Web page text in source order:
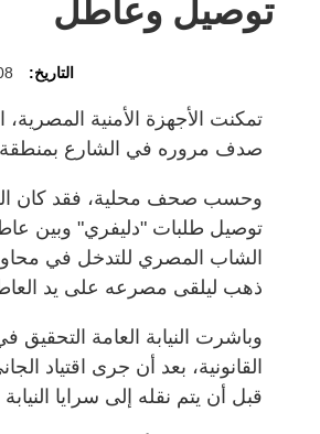
توصيل وعاطل
التاريخ: 08
تمكنت الأجهزة الأمنية
صدف مروره في الشارع
وحسب صحف محلية، فقد كان
توصيل طلبات "دليفري" وبين
الشاب المصري للتدخل في
ذهب ليلقى مصرعه على يد
وباشرت النيابة العامة
القانونية، بعد أن جرى اقتياد
قبل أن يتم نقله إلى سرايا